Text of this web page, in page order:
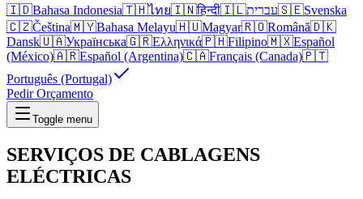
🇮🇩Bahasa Indonesia🇹🇭ไทย🇮🇳हिन्दी🇮🇱עברית🇸🇪Svenska
🇨🇿Čeština🇲🇾Bahasa Melayu🇭🇺Magyar🇷🇴Română🇩🇰
Dansk🇺🇦Українська🇬🇷Ελληνικά🇵🇭Filipino🇲🇽Español
(México)🇦🇷Español (Argentina)🇨🇦Français (Canada)🇵🇹
Português (Portugal)
Pedir Orçamento
Toggle menu
SERVIÇOS DE CABLAGENS
ELÉCTRICAS